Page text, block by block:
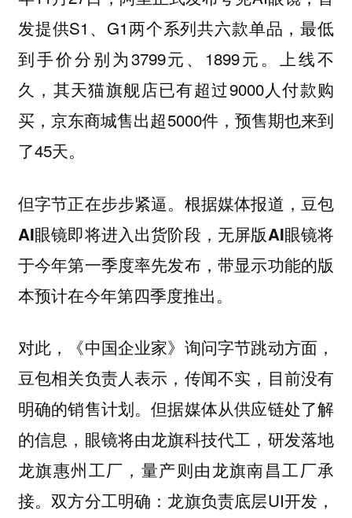
发提供S1、G1两个系列共六款单品，最低
到手价分别为3799元、1899元。上线不
久，其天猫旗舰店已有超过9000人付款购
买，京东商城售出超5000件，预售期也来到
了45天。
但字节正在步步紧逼。 根据媒体报道，豆包
AI眼镜即将进入出货阶段，无屏版AI眼镜将
于今年第一季度率先发布，带显示功能的版
本预计在今年第四季度推出。
对此，《中国企业家》询问字节跳动方面，
豆包相关负责人表示，传闻不实，目前没有
明确的销售计划。但据媒体从供应链处了解
的信息，眼镜将由龙旗科技代工，研发落地
龙旗惠州工厂，量产则由龙旗南昌工厂承
接。双方分工明确：龙旗负责底层UI开发，